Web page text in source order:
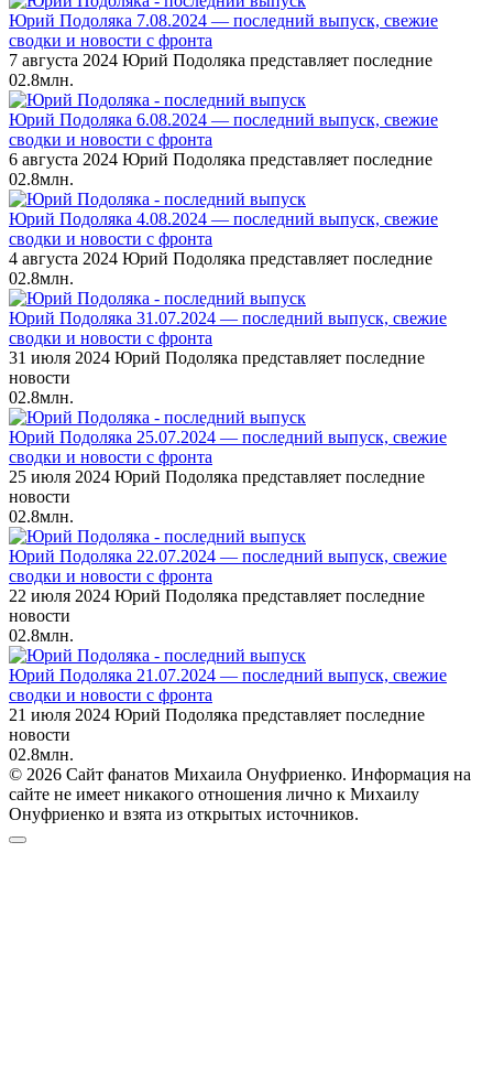
Юрий Подоляка 7.08.2024 — последний выпуск, свежие
сводки и новости с фронта
7 августа 2024 Юрий Подоляка представляет последние
02.8млн.
Юрий Подоляка 6.08.2024 — последний выпуск, свежие
сводки и новости с фронта
6 августа 2024 Юрий Подоляка представляет последние
02.8млн.
Юрий Подоляка 4.08.2024 — последний выпуск, свежие
сводки и новости с фронта
4 августа 2024 Юрий Подоляка представляет последние
02.8млн.
Юрий Подоляка 31.07.2024 — последний выпуск, свежие
сводки и новости с фронта
31 июля 2024 Юрий Подоляка представляет последние
новости
02.8млн.
Юрий Подоляка 25.07.2024 — последний выпуск, свежие
сводки и новости с фронта
25 июля 2024 Юрий Подоляка представляет последние
новости
02.8млн.
Юрий Подоляка 22.07.2024 — последний выпуск, свежие
сводки и новости с фронта
22 июля 2024 Юрий Подоляка представляет последние
новости
02.8млн.
Юрий Подоляка 21.07.2024 — последний выпуск, свежие
сводки и новости с фронта
21 июля 2024 Юрий Подоляка представляет последние
новости
02.8млн.
© 2026 Сайт фанатов Михаила Онуфриенко. Информация на
сайте не имеет никакого отношения лично к Михаилу
Онуфриенко и взята из открытых источников.